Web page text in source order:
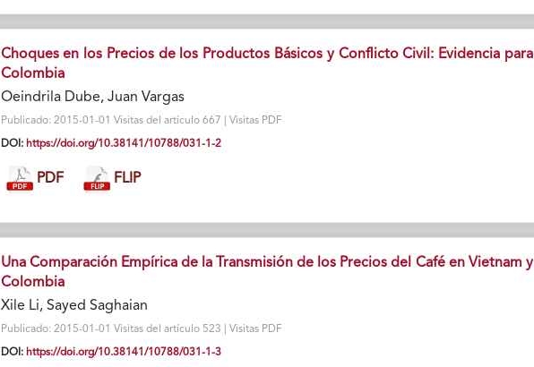
Choques en los Precios de los Productos Básicos y Conflicto Civil: Evidencia para
Colombia
Oeindrila Dube, Juan Vargas
Publicado: 2015-01-01 Visitas del artículo 667 | Visitas PDF
DOI: https://doi.org/10.38141/10788/031-1-2
PDF FLIP
Una Comparación Empírica de la Transmisión de los Precios del Café en Vietnam y
Colombia
Xile Li, Sayed Saghaian
Publicado: 2015-01-01 Visitas del artículo 523 | Visitas PDF
DOI: https://doi.org/10.38141/10788/031-1-3